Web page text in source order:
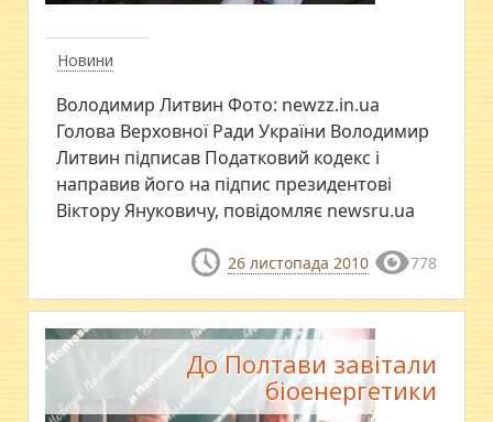
Новини
Володимир Литвин Фото: newzz.in.ua
Голова Верховної Ради України Володимир
Литвин підписав Податковий кодекс і
направив його на підпис президентові
Віктору Януковичу, повідомляє newsru.ua
26 листопада 2010 778
До Полтави завітали
біоенергетики